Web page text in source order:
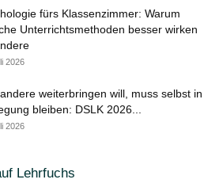
fürs Klassenzimmer: Warum
Unterrichtsmethoden besser wirken
2026
weiterbringen will, muss selbst in
bleiben: DSLK 2026...
2026
Lehrfuchs